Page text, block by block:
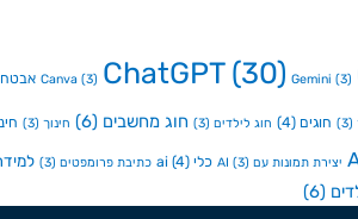
Canva (3) ChatGPT(30) Gemini (3)
(3) חוגים (4) חוג לילדים (3) חוג מחשבים (6) חינוך (3)
יצירת תמונות עם AI (3) כלי ai (4) כתיבת פרומפטים (3)
(6)